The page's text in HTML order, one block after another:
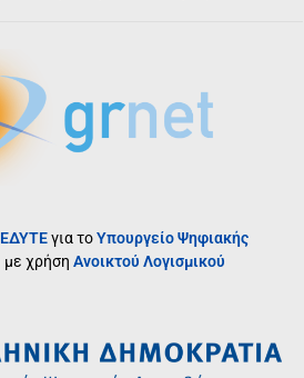
ΕΔΥΤΕγια τοΥπουργείο Ψηφιακής
με χρήση Ανοικτού Λογισμικού